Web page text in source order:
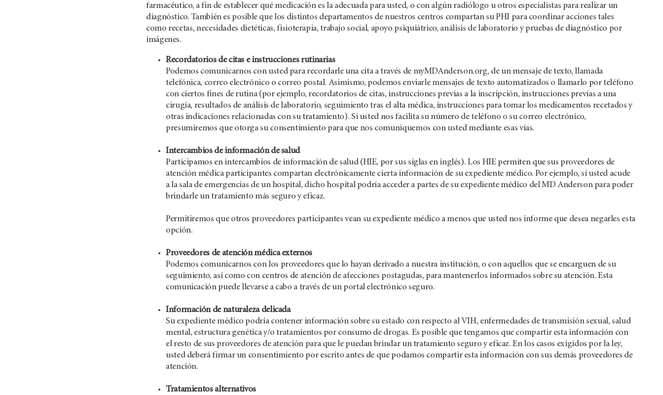
farmacéutico, a fin de establecer qué medicación es la adecuada para usted, o con algún radiólogo u otros especialistas para realizar un
diagnóstico. También es posible que los distintos departamentos de nuestros centros compartan su PHI para coordinar acciones tales
como recetas, necesidades dietéticas, fisioterapia, trabajo social, apoyo psiquiátrico, análisis de laboratorio y pruebas de diagnóstico por
imágenes.
Recordatorios de citas e instrucciones rutinarias
Podemos comunicarnos con usted para recordarle una cita a través de myMDAnderson.org, de un mensaje de texto, llamada
telefónica, correo electrónico o correo postal. Asimismo, podemos enviarle mensajes de texto automatizados o llamarlo por teléfono
con ciertos fines de rutina (por ejemplo, recordatorios de citas, instrucciones previas a la inscripción, instrucciones previas a una
cirugía, resultados de análisis de laboratorio, seguimiento tras el alta médica, instrucciones para tomar los medicamentos recetados y
otras indicaciones relacionadas con su tratamiento). Si usted nos facilita su número de teléfono o su correo electrónico,
presumiremos que otorga su consentimiento para que nos comuniquemos con usted mediante esas vías.
Intercambios de información de salud
Participamos en intercambios de información de salud (HIE, por sus siglas en inglés). Los HIE permiten que sus proveedores de
atención médica participantes compartan electrónicamente cierta información de su expediente médico. Por ejemplo, si usted acude
a la sala de emergencias de un hospital, dicho hospital podría acceder a partes de su expediente médico del MD Anderson para poder
brindarle un tratamiento más seguro y eficaz.
Permitiremos que otros proveedores participantes vean su expediente médico a menos que usted nos informe que desea negarles esta
opción.
Proveedores de atención médica externos
Podemos comunicarnos con los proveedores que lo hayan derivado a nuestra institución, o con aquellos que se encarguen de su
seguimiento, así como con centros de atención de afecciones postagudas, para mantenerlos informados sobre su atención. Esta
comunicación puede llevarse a cabo a través de un portal electrónico seguro.
Información de naturaleza delicada
Su expediente médico podría contener información sobre su estado con respecto al VIH, enfermedades de transmisión sexual, salud
mental, estructura genética y/o tratamientos por consumo de drogas. Es posible que tengamos que compartir esta información con
el resto de sus proveedores de atención para que le puedan brindar un tratamiento seguro y eficaz. En los casos exigidos por la ley,
usted deberá firmar un consentimiento por escrito antes de que podamos compartir esta información con sus demás proveedores de
atención.
Tratamientos alternativos